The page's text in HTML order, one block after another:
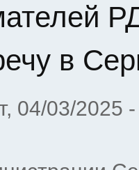
в
04/03/2025